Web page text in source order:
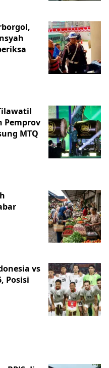
Pemprov
MTQ
vs
Posisi